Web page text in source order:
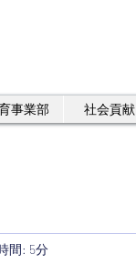
事業部 社会貢献
間: 5分